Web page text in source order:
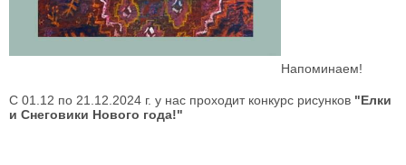
Напоминаем!
С 01.12 по 21.12.2024 г. у нас проходит конкурс рисунков "Елки
и Снеговики Нового года!"